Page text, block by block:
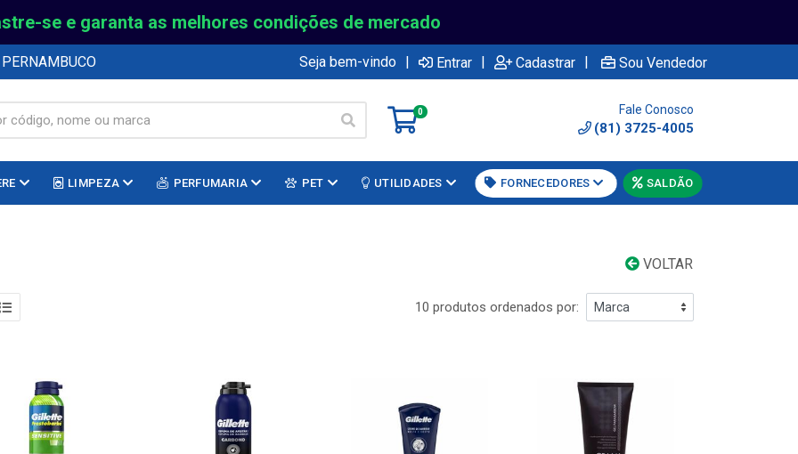
se e garanta as melhores condições de mercado
Seja bem-vindo | Entrar | Cadastrar | Sou Vendedor
0 Fale Conosco
(81) 3725-4005
LIMPEZA PERFUMARIA PET UTILIDADES FORNECEDORES SALDÃO
VOLTAR
10 produtos ordenados por: